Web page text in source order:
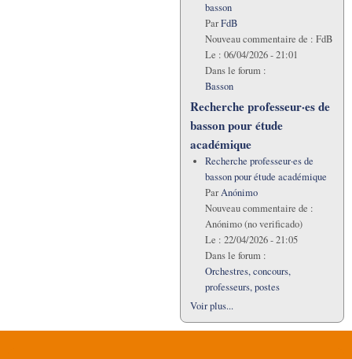
basson
ParFdB
Nouveau commentaire de : FdB
Le : 06/04/2026 - 21:01
Dans le forum :
Basson
Recherche professeur·es de
basson pour étude
académique
Recherche professeur·es de
basson pour étude académique
ParAnónimo
Nouveau commentaire de :
Anónimo (no verificado)
Le : 22/04/2026 - 21:05
Dans le forum :
Orchestres, concours,
professeurs, postes
Voir plus...